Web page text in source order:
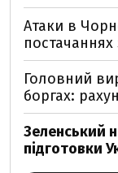
Атаки в
Головний
боргах:
Зеленський
підготовки